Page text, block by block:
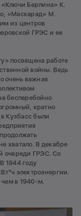
Берлина» К.
«Маскарад» М.
из центров
ГРЭС и ее
посвящена работе
войны. Ведь
очень важная
бесперебойно
кратно
Кузбасс были
хватало. В декабре
очереди ГРЭС. Со
1944 году
электроэнергии.
чем в 1940-м.